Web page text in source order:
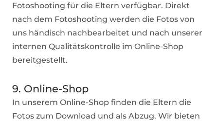
Fotoshooting für die Eltern verfügbar. Direkt
nach dem Fotoshooting werden die Fotos von
uns händisch nachbearbeitet und nach unserer
internen Qualitätskontrolle im Online-Shop
bereitgestellt.
9. Online-Shop
In unserem Online-Shop finden die Eltern die
Fotos zum Download und als Abzug. Wir bieten